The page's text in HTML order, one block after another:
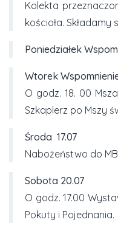
Kolekta
kościoła.
Poniedziałek
Wtorek
O godz. 18. 00
Szkaplerz po Mszy
Środa 17.07
Nabożeństwo do
Sobota 20.07
O godz. 17.00
Pokuty i Pojednania.